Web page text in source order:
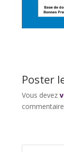
Poster
Vous devez